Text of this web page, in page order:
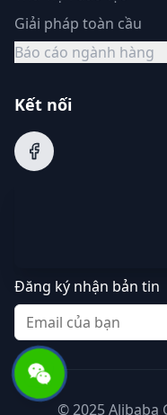
Giải pháp toàn cầu
Báo cáo ngành hàng
Kết nối
Đăng ký nhận bản tin
© 2025 Alibaba